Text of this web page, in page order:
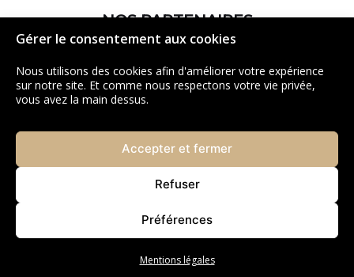
Gérer le consentement aux cookies
Nous utilisons des cookies afin d'améliorer votre expérience
sur notre site. Et comme nous respectons votre vie privée,
vous avez la main dessus.
Accepter et fermer
Refuser
Préférences
Mentions légales
NOS PARTENAIRES